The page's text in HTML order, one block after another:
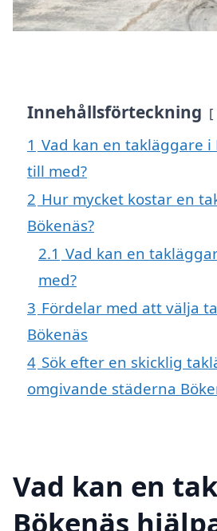
Innehållsförteckning
1 Vad kan en takläggare i
till med?
2 Hur mycket kostar en
Bökenäs?
2.1 Vad kan en
med?
3 Fördelar med att välja
Bökenäs
4 Sök efter en skicklig
omgivande städerna
Vad kan en
Bökenäs